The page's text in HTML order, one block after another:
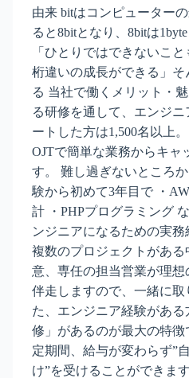
由来 bitはコンピューター
ると8bitとなり、8bitは
「ひとりではできないこ
桁違いの成長ができる」
る 当社で働くメリット・
る研修を通して、エンジ
ートした方は1,500名以上
OJTで簡単な業務からキャ
す。 難し過ぎないところ
験から初めて3年目で ・
計 ・PHPプログラミング
ンジニアになるための実務
複数のプロジェクトがあ
意、専任の担当営業が理
伴走しますので、一緒に取
た、エンジニア経験があ
修」があるのが最大の特徴
定期間、給与が変わらず”
け”を受けることができま